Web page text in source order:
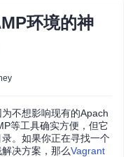
环境的神
不想影响现有的Apach
等工具确实方便，但它
。如果你正在寻找一个
决方案，那么Vagrant